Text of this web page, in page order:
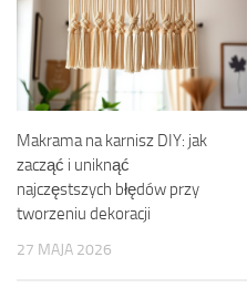
Makrama na karnisz DIY: jak
zacząć i uniknąć
najczęstszych błędów przy
tworzeniu dekoracji
27 MAJA 2026